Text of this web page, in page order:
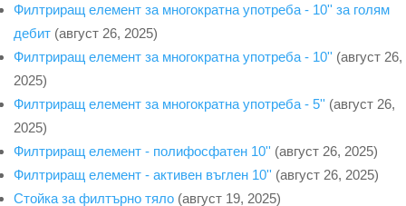
Филтриращ елемент за многократна употреба - 10'' за голям
дебит (август 26, 2025)
Филтриращ елемент за многократна употреба - 10'' (август 26,
2025)
Филтриращ елемент за многократна употреба - 5'' (август 26,
2025)
Филтриращ елемент - полифосфатен 10'' (август 26, 2025)
Филтриращ елемент - активен въглен 10'' (август 26, 2025)
Стойка за филтърно тяло (август 19, 2025)